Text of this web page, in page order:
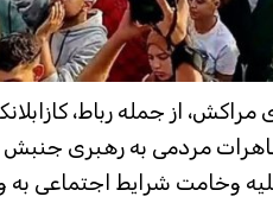
از جمله رباط،
مردمی به رهبری جنبش
که علیه وخامت شرایط اجتماعی به